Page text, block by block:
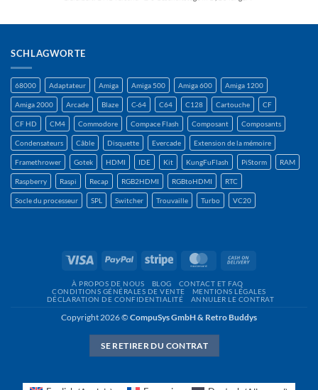
SCHLAGWORTE
68000 Adaptateur Amiga Amiga 500 Amiga 600 Amiga 1200
Amiga 2000 Arcade Blaze C-64 C64 C128 Cartouche CF
CF HD CM4 Commodore Compace Flash Composant Composants
Condensateurs Câble Disquette Evercade Extension de la mémoire
Framethrower Gotek HDMI IDE Kit KungFuFlash PiStorm RAM
Raspberry Raspi Recap RGB2HDMI RGBtoHDMI RTC
Socle du processeur SPL Switcher Trouvaille Turbo VC20
Visa PayPal Rayure MasterCard
À PROPOS DE NOUS BLOG
CONTACT ET FAQ
CONDITIONS GÉNÉRALES DE VENTE
MENTIONS LÉGALES
DÉCLARATION DE CONFIDENTIALITÉ
ANNULER LE CONTRAT
Copyright 2026 © CompuSys GmbH & Retro Buddys
SE RETIRER DU CONTRAT